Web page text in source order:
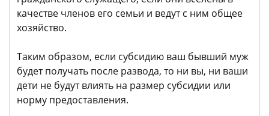
качестве членов его семьи и ведут с ним общее
хозяйство.
Таким образом, если субсидию ваш бывший муж
будет получать после развода, то ни вы, ни ваши
дети не будут влиять на размер субсидии или
норму предоставления.